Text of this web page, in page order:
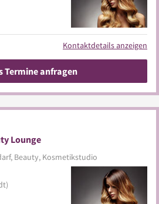
Kontaktdetails anzeigen
Termine anfragen
Lounge
Beauty, Kosmetikstudio